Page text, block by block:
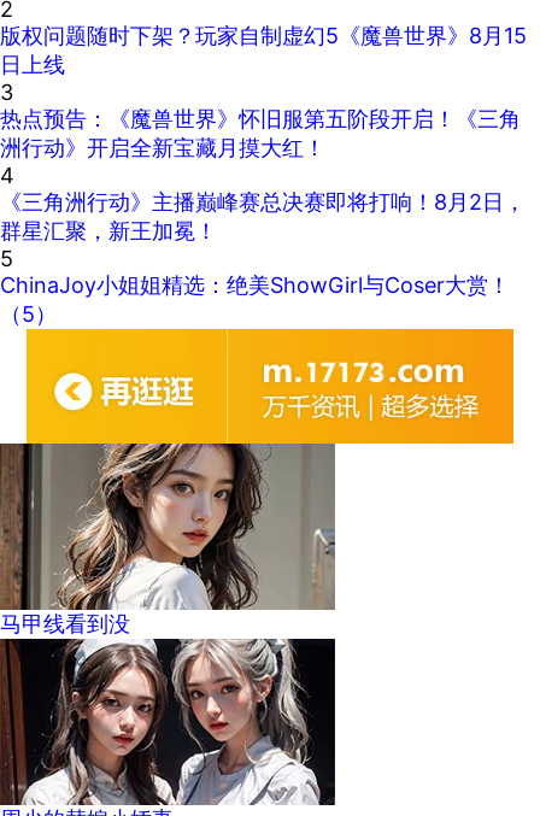
2
版权问题随时下架？玩家自制虚幻5《魔兽世界》8月15
日上线
3
热点预告：《魔兽世界》怀旧服第五阶段开启！《三角
洲行动》开启全新宝藏月摸大红！
4
《三角洲行动》主播巅峰赛总决赛即将打响！8月2日，
群星汇聚，新王加冕！
5
ChinaJoy小姐姐精选：绝美ShowGirl与Coser大赏！
（5）
马甲线看到没